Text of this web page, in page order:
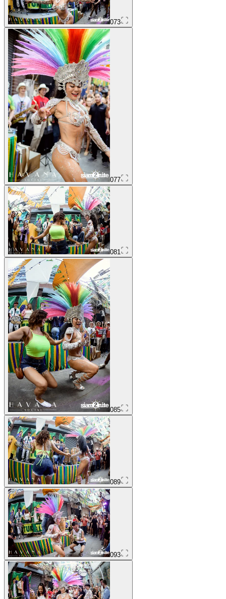
073
077
081
085
089
093